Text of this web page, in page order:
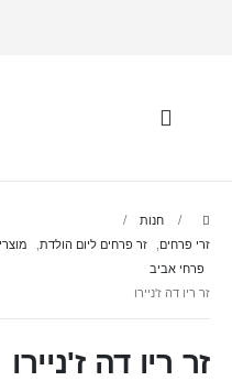
חנות
זרי פרחים
זר פרחים ליום הולדת
פרחי אביב
זר ריו דה ז'ניירו
זר ריו דה ז'ניירו